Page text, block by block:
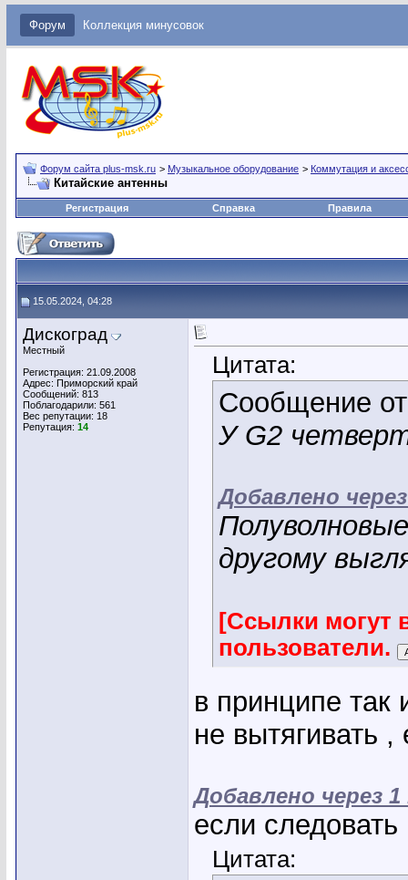
Форум Коллекция минусовок
Форум сайта plus-msk.ru > Музыкальное оборудование > Коммутация и
Китайские антенны
Регистрация Справка Правила
15.05.2024, 04:28
Дискоград
Местный
Регистрация: 21.09.2008
Адрес: Приморский край
Сообщений: 813
Поблагодарили: 561
Вес репутации: 18
Репутация: 14
Цитата:
Сообщение
У G2
Добавлено
другому
[Ссылки могут
пользователи.
в принципе так
не вытягивать
Добавлено через
если следовать
Цитата: